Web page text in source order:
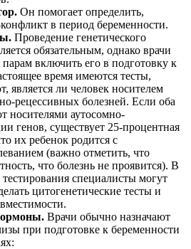
Он помогает определить,
в период беременности.
Проведение генетического
обязательным, однако врачи
включить его в подготовку к
время имеются тесты,
является ли человек носителем
рецессивных болезней. Если оба
носителями аутосомно-
генов, существует 25-процентная
их ребенок родится с
(важно отметить, что
что болезнь не проявится). В
тестирования специалисты могут
цитогенетические тесты и
Врачи обычно назначают
при подготовке к беременности